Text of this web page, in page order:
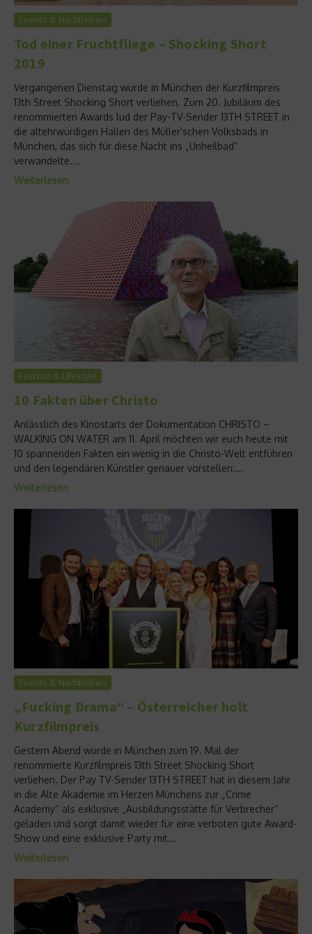
Events & Nachtleben
Tod einer Fruchtfliege – Shocking Short
2019
Vergangenen Dienstag wurde in München der Kurzfilmpreis
13th Street Shocking Short verliehen. Zum 20. Jubiläum des
renommierten Awards lud der Pay-TV-Sender 13TH STREET in
die altehrwürdigen Hallen des Müller’schen Volksbads in
München, das sich für diese Nacht ins „Unheilbad“
verwandelte....
Weiterlesen
Fashion & Lifestyle
10 Fakten über Christo
Anlässlich des Kinostarts der Dokumentation CHRISTO –
WALKING ON WATER am 11. April möchten wir euch heute mit
10 spannenden Fakten ein wenig in die Christo-Welt entführen
und den legendären Künstler genauer vorstellen:...
Weiterlesen
Events & Nachtleben
„Fucking Drama“ – Österreicher holt
Kurzfilmpreis
Gestern Abend wurde in München zum 19. Mal der
renommierte Kurzfilmpreis 13th Street Shocking Short
verliehen. Der Pay TV-Sender 13TH STREET hat in diesem Jahr
in die Alte Akademie im Herzen Münchens zur „Crime
Academy“ als exklusive „Ausbildungsstätte für Verbrecher“
geladen und sorgt damit wieder für eine verboten gute Award-
Show und eine exklusive Party mit...
Weiterlesen